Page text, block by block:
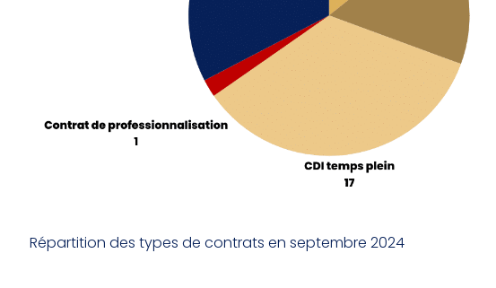
Répartition des types de contrats en septembre 2024